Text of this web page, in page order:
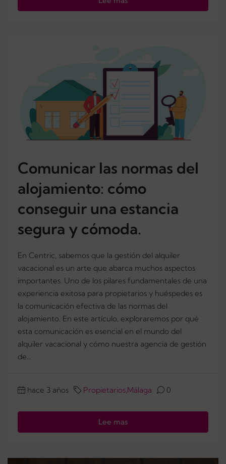
Comunicar las normas del
alojamiento: cómo
conseguir una estancia
segura y cómoda.
En Centric, sabemos que la gestión del alquiler
vacacional es un arte que abarca muchos aspectos
importantes. Uno de los pilares fundamentales de una
experiencia exitosa para propietarios y huéspedes es
la comunicación efectiva de las normas del
alojamiento. En este artículo, exploraremos por qué
esta comunicación es esencial en el mundo del
alquiler vacacional y cómo nuestra agencia de gestión
de...
hace 3 años Propietarios,Málaga 0
Lee mas